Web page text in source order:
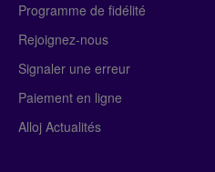
Programme de fidélité
Rejoignez-nous
Signaler une erreur
Paiement en ligne
Alloj Actualités